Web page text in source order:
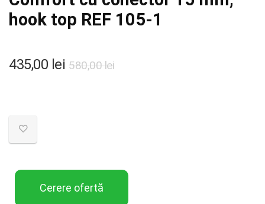
hook top REF 105-1
580,00lei
435,00 lei
Cerere ofertă